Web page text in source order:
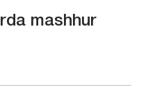
mashhur